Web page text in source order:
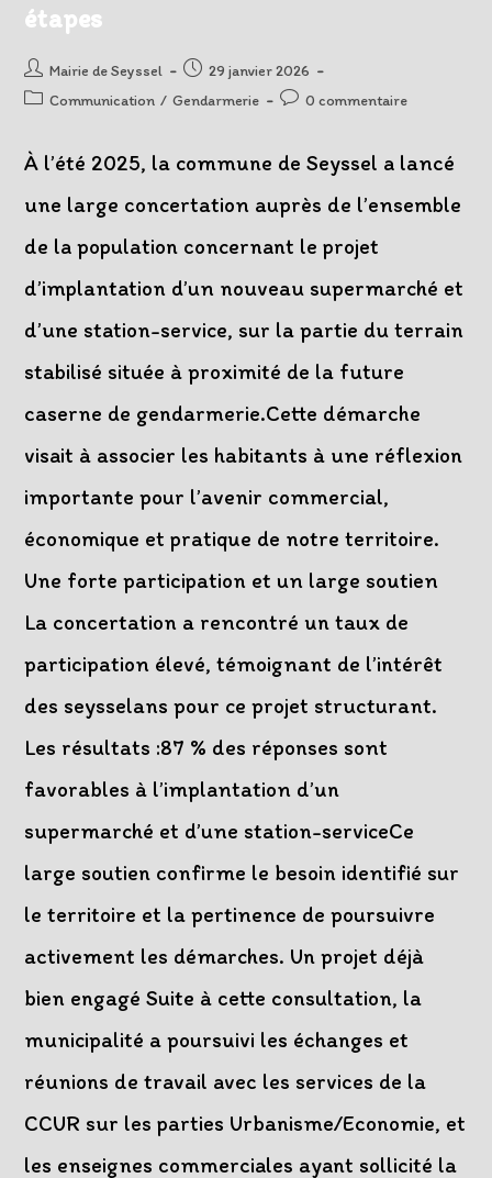
étapes
Auteur/autrice
de
Mairie de Seyssel
Post
published:
29 janvier 2026
PostCommunication / Gendarmerie
Post0 commentaire
À l’été 2025, la commune de Seyssel a lancé
une large concertation auprès de l’ensemble
de la population concernant le projet
d’implantation d’un nouveau supermarché et
d’une station-service, sur la partie du terrain
stabilisé située à proximité de la future
caserne de gendarmerie.Cette démarche
visait à associer les habitants à une réflexion
importante pour l’avenir commercial,
économique et pratique de notre territoire.
Une forte participation et un large soutien
La concertation a rencontré un taux de
participation élevé, témoignant de l’intérêt
des seysselans pour ce projet structurant.
Les résultats :87 % des réponses sont
favorables à l’implantation d’un
supermarché et d’une station-serviceCe
large soutien confirme le besoin identifié sur
le territoire et la pertinence de poursuivre
activement les démarches. Un projet déjà
bien engagé Suite à cette consultation, la
municipalité a poursuivi les échanges et
réunions de travail avec les services de la
CCUR sur les parties Urbanisme/Economie, et
les enseignes commerciales ayant sollicité la